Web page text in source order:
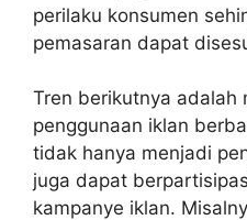
perilaku konsumen
pemasaran dapat
Tren berikutnya adalah
penggunaan iklan
tidak hanya menjadi
juga dapat
kampanye iklan.